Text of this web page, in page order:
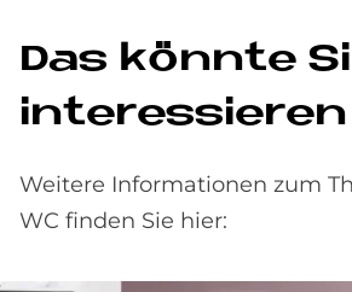
Das könn­te
in­ter­es­sie­ren
Weitere Informationen zum
WC finden Sie hier: